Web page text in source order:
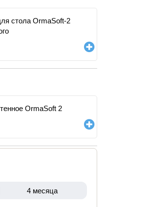
стола OrmaSoft-2
OrmaSoft 2
4 месяца